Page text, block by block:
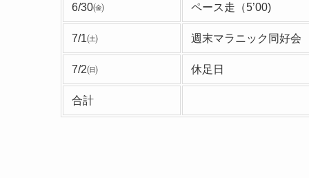
6/30㈮ ペース走（5’00)
7/1㈯ 週末マラニック同好会
7/2㈰ 休足日
合計